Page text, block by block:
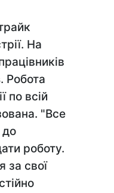
На
Робота
по всій
"Все
роботу.
за свої